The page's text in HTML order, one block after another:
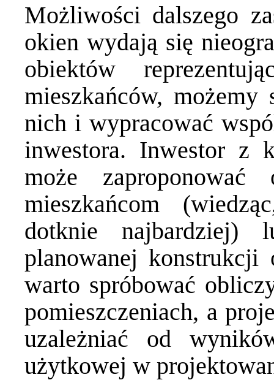
Możliwości dalszego
okien wydają się
obiektów
mieszkańców,
nich i wypracować
inwestora. Inwestor z
może zaproponować
mieszkańcom
dotknie najbardziej)
planowanej
warto spróbować
pomieszczeniach, a
uzależniać od
użytkowej w